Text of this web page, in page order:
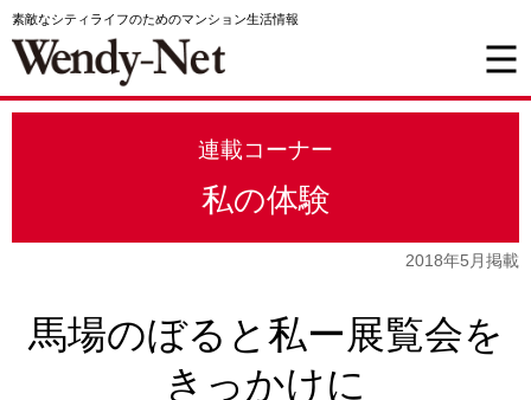
素敵なシティライフのためのマンション生活情報
連載コーナー
私の体験
2018年5月掲載
馬場のぼると私ー展覧会を
きっかけに